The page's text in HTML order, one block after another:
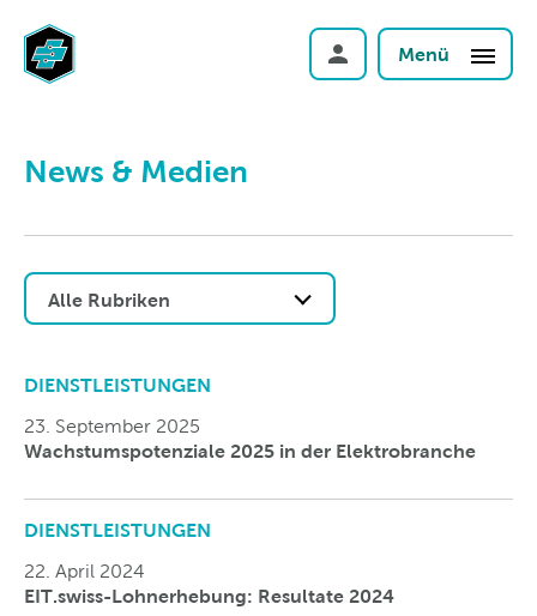
Menü
News & Medien
Alle Rubriken
DIENSTLEISTUNGEN
23. September 2025
Wachstums­potenziale 2025 in der Elektrobranche
DIENSTLEISTUNGEN
22. April 2024
EIT.swiss-Lohnerhebung: Resultate 2024